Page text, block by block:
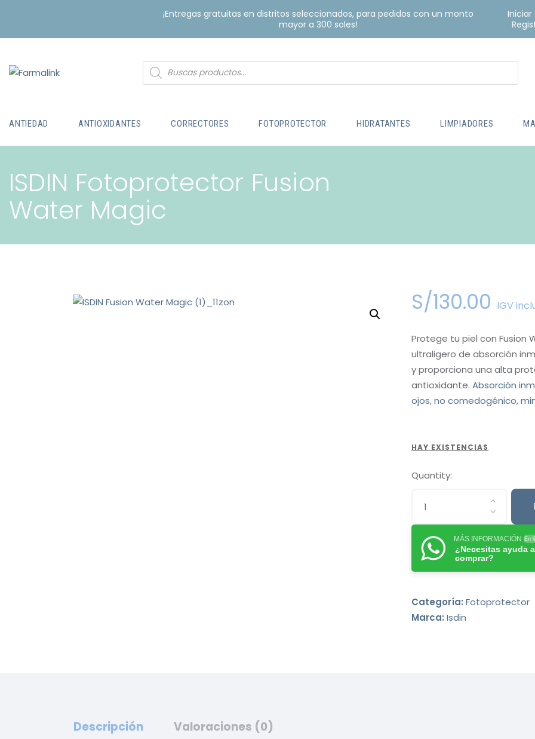
¡Entregas gratuitas en distritos seleccionados, para pedidos con un monto
mayor a 300 soles!
Iniciar
ANTIEDAD ANTIOXIDANTES CORRECTORES FOTOPROTECTOR HIDRATANTES LIMPIADORES
ISDIN Fotoprotector Fusion
Water Magic
S/130.00 IGV
Protege tu piel con Fusion
ultraligero de absorción
y proporciona una alta
antioxidante.Absorción
ojos, no comedogénico,
HAY EXISTENCIAS
Quantity:
MÁS INFORMACIÓN En
¿Necesitas ayuda
comprar?
Categoría:Fotoprotector
Marca:Isdin
Descripción Valoraciones (0)